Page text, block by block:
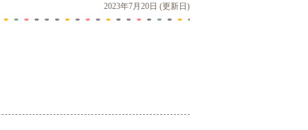
2023年7月20日 (更新日)